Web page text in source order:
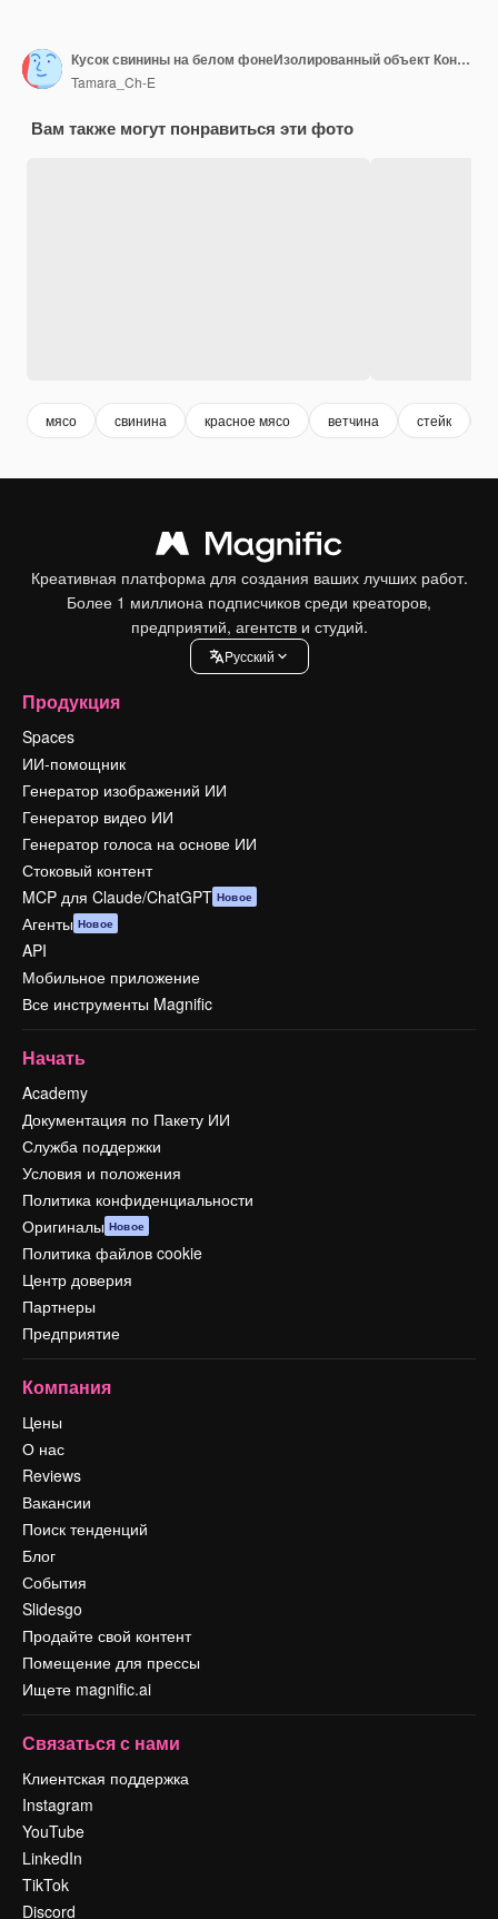
Кусок свинины на белом фонеИзолированный объект Концепция приготовления пищи
Tamara_Ch-E
Вам также могут понравиться эти фото
мясо свинина красное мясо ветчина стейк
Креативная платформа для создания ваших лучших работ.
Более 1 миллиона подписчиков среди креаторов,
предприятий, агентств и студий.
Pусский
Продукция
Spaces
ИИ-помощник
Генератор изображений ИИ
Генератор видео ИИ
Генератор голоса на основе ИИ
Стоковый контент
MCP для Claude/ChatGPT Новое
Агенты Новое
API
Мобильное приложение
Все инструменты Magnific
Начать
Academy
Документация по Пакету ИИ
Служба поддержки
Условия и положения
Политика конфиденциальности
Оригиналы Новое
Политика файлов cookie
Центр доверия
Партнеры
Предприятие
Компания
Цены
О нас
Reviews
Вакансии
Поиск тенденций
Блог
События
Slidesgo
Продайте свой контент
Помещение для прессы
Ищете magnific.ai
Связаться с нами
Клиентская поддержка
Instagram
YouTube
LinkedIn
TikTok
Discord